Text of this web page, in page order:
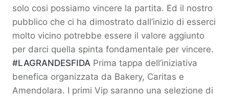
solo cosi possiamo vincere la partita. Ed il nostro
pubblico che ci ha dimostrato dall’inizio di esserci
molto vicino potrebbe essere il valore aggiunto
per darci quella spinta fondamentale per vincere.
#LAGRANDESFIDA Prima tappa dell’iniziativa
benefica organizzata da Bakery, Caritas e
Amendolara. I primi Vip saranno una selezione di